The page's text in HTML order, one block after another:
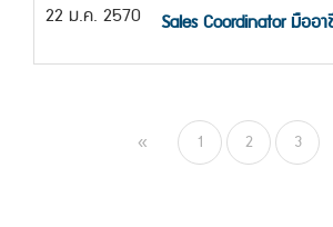
22 ม.ค. 2570 Sales Coordinator มืออ
« 1 2 3